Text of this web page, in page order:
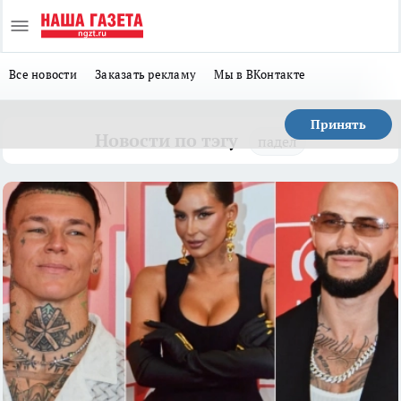
Все новости Заказать рекламу Мы в ВКонтакте
Принять
падел